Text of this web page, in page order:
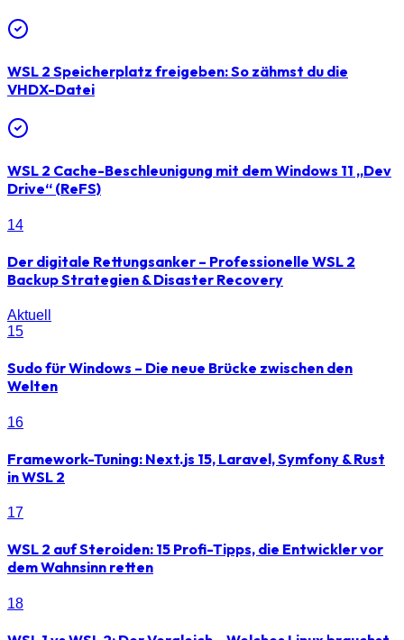
WSL 2 Speicherplatz freigeben: So zähmst du die
VHDX-Datei
WSL 2 Cache-Beschleunigung mit dem Windows 11 „Dev
Drive“ (ReFS)
14
Der digitale Rettungsanker – Professionelle WSL 2
Backup Strategien & Disaster Recovery
Aktuell
15
Sudo für Windows – Die neue Brücke zwischen den
Welten
16
Framework-Tuning: Next.js 15, Laravel, Symfony & Rust
in WSL 2
17
WSL 2 auf Steroiden: 15 Profi-Tipps, die Entwickler vor
dem Wahnsinn retten
18